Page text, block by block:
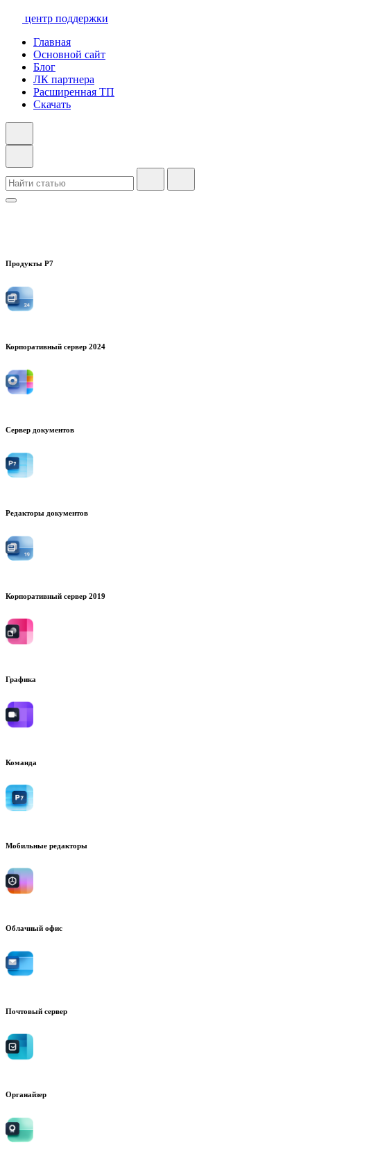
центр поддержки
Главная
Основной сайт
Блог
ЛК партнера
Расширенная ТП
Скачать
Продукты Р7
Корпоративный сервер 2024
Сервер документов
Редакторы документов
Корпоративный сервер 2019
Графика
Команда
Мобильные редакторы
Облачный офис
Почтовый сервер
Органайзер